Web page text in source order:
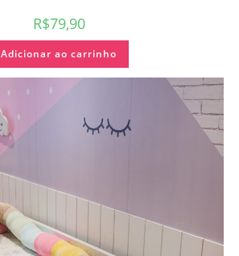
R$79,90
Adicionar ao carrinho